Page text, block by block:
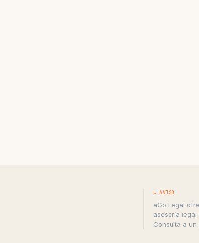
↳ AVISO
aGo Legal
asesoría legal
Consulta a